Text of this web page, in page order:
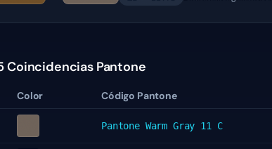
Coincidencias Pantone
Color Código Pantone
Pantone Warm Gray 11 C